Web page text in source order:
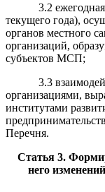
3.2
текущего года),
органов местного
организаций,
субъектов МСП;
3.3
организациями,
институтами
Перечня.
Статья 3.
него